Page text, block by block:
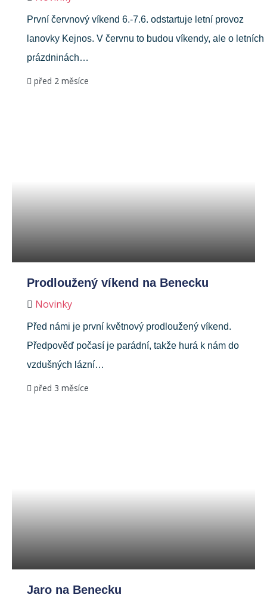
První červnový víkend 6.-7.6. odstartuje letní provoz
lanovky Kejnos. V červnu to budou víkendy, ale o letních
prázdninách…
před 2 měsíce
Prodloužený víkend na Benecku
Novinky
Před námi je první květnový prodloužený víkend.
Předpověď počasí je parádní, takže hurá k nám do
vzdušných lázní…
před 3 měsíce
Jaro na Benecku